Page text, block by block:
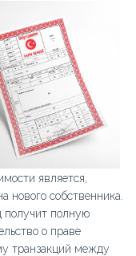
является,
нового собственника.
получит полную
о праве
транзакций между